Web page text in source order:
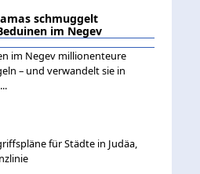
schmuggelt
im Negev
im Negev millionenteure
– und verwandelt sie in